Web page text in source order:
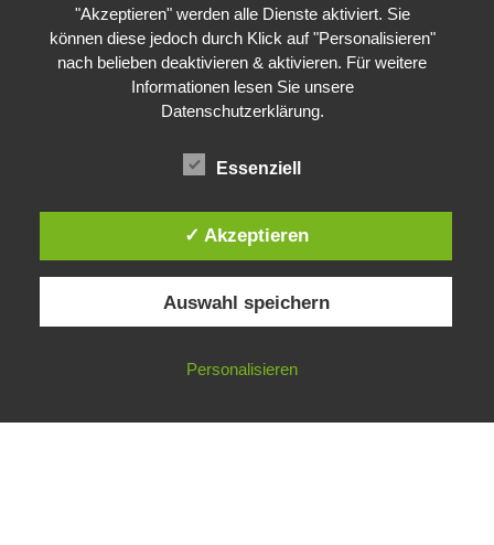
Impressum Datenschutzerklärung
Gesellschaft für ökologische Forschung e.V.
"Akzeptieren" werden alle Dienste aktiviert. Sie
können diese jedoch durch Klick auf "Personalisieren"
nach belieben deaktivieren & aktivieren. Für weitere
Informationen lesen Sie unsere
Datenschutzerklärung.
Essenziell
✓ Akzeptieren
Auswahl speichern
Personalisieren